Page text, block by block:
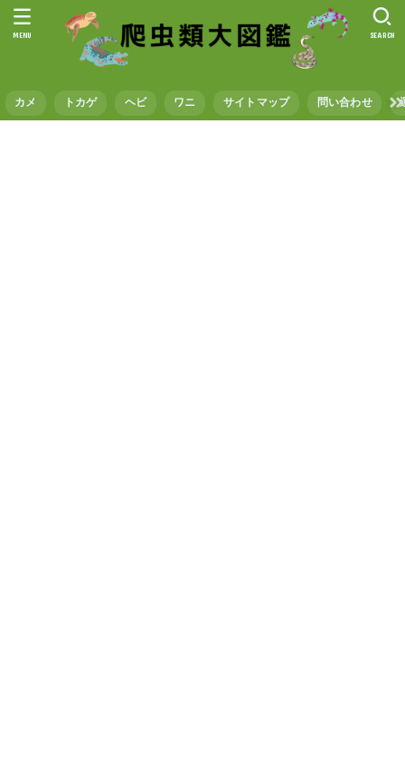
カメ トカゲ ヘビ ワニ サイトマップ 問い合わせ
SEARCH
MENU